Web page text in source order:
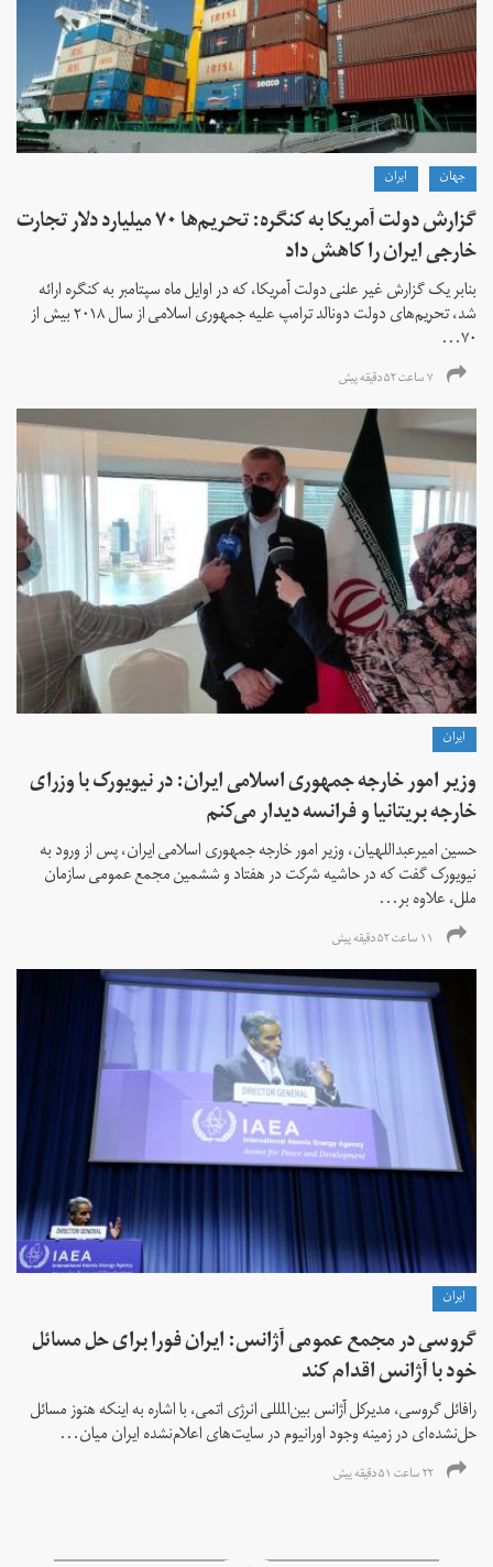
جهان ايران
گزارش دولت آمریکا به کنگره: تحریم‌ها ۷۰ میلیارد دلار تجارت
خارجی ایران را کاهش داد
بنابر یک گزارش غیر علنی دولت آمریکا، که در اوایل ماه سپتامبر به کنگره ارائه
شد، تحریم‌های دولت دونالد ترامپ علیه جمهوری اسلامی از سال ۲۰۱۸ بیش از
۷۰...
۷ ساعت ۵۲ دقیقه پیش
ايران
وزیر امور خارجه جمهوری اسلامی ایران: در نیویورک با وزرای
خارجه بریتانیا و فرانسه دیدار می‌کنم
حسین امیرعبداللهیان، وزیر امور خارجه جمهوری اسلامی ایران، پس از ورود به
نیویورک گفت که در حاشیه شرکت در هفتاد و ششمین مجمع عمومی سازمان
ملل، علاوه بر...
۱۱ ساعت ۵۲ دقیقه پیش
ايران
گروسی در مجمع عمومی آژانس: ایران فورا برای حل مسائل
خود با آژانس اقدام کند
رافائل گروسی، مدیرکل آژانس بین‌المللی انرژی اتمی، با اشاره به اینکه هنوز مسائل
حل‌نشده‌ای در زمینه وجود اورانیوم در سایت‌های اعلام‌نشده ایران میان...
۲۲ ساعت ۵۱ دقیقه پیش